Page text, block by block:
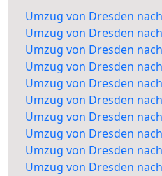
Umzug von Dresden
Umzug von Dresden
Umzug von Dresden
Umzug von Dresden
Umzug von Dresden
Umzug von Dresden
Umzug von Dresden
Umzug von Dresden
Umzug von Dresden
Umzug von Dresden